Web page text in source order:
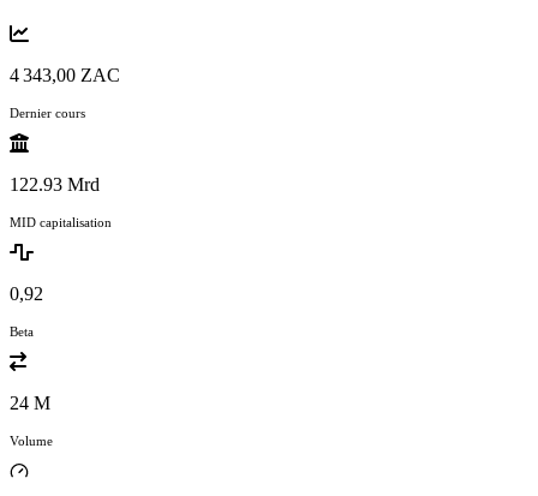
4 343,00 ZAC
Dernier cours
122.93 Mrd
MID capitalisation
0,92
Beta
24 M
Volume